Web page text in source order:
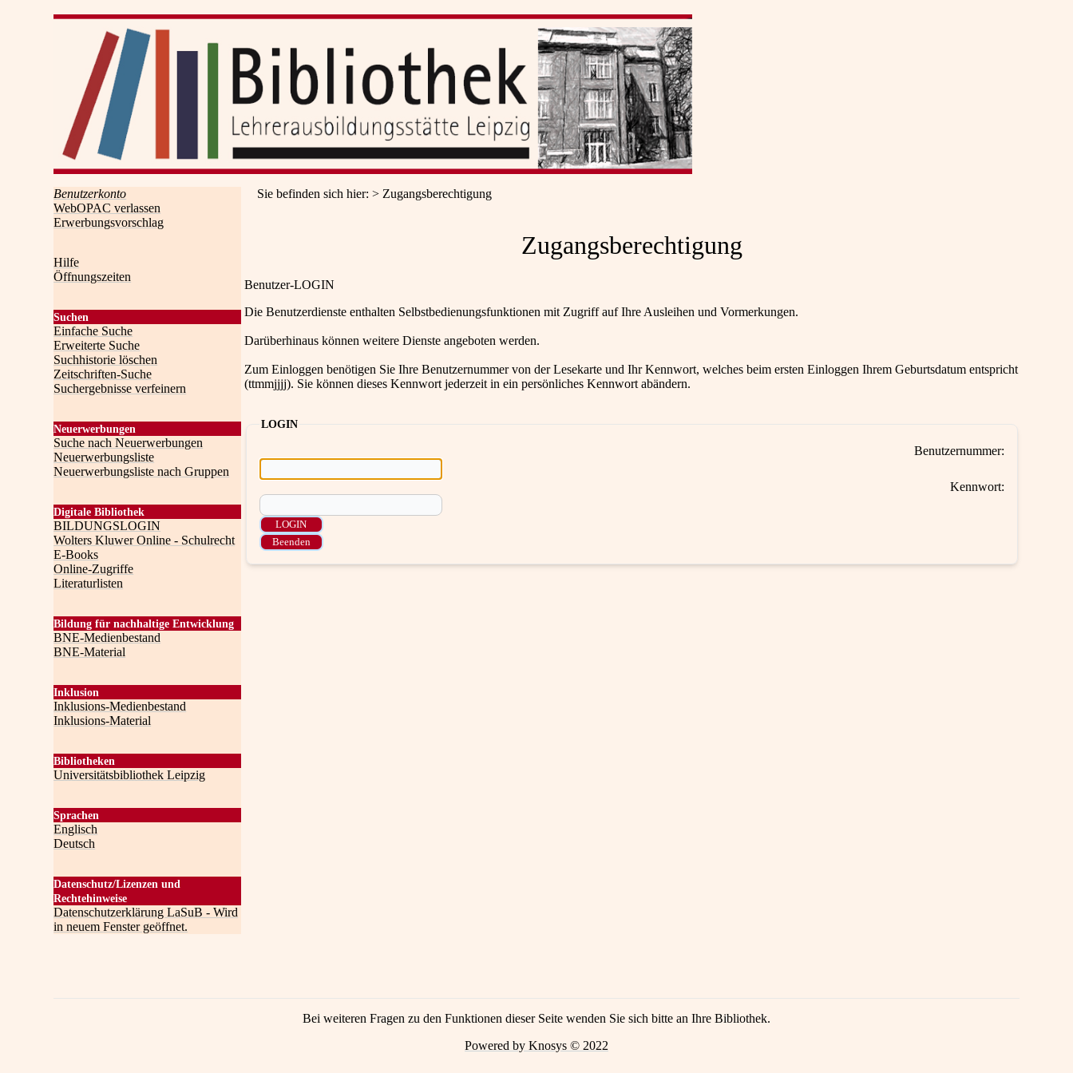
Benutzerkonto
WebOPAC verlassen
Erwerbungsvorschlag
Hilfe
Öffnungszeiten
Suchen
Einfache Suche
Erweiterte Suche
Suchhistorie löschen
Zeitschriften-Suche
Suchergebnisse verfeinern
Neuerwerbungen
Suche nach Neuerwerbungen
Neuerwerbungsliste
Neuerwerbungsliste nach Gruppen
Digitale Bibliothek
BILDUNGSLOGIN
Wolters Kluwer Online - Schulrecht
E-Books
Online-Zugriffe
Literaturlisten
Bildung für nachhaltige Entwicklung
BNE-Medienbestand
BNE-Material
Inklusion
Inklusions-Medienbestand
Inklusions-Material
Bibliotheken
Universitätsbibliothek Leipzig
Sprachen
Englisch
Deutsch
Datenschutz/Lizenzen und
Rechtehinweise
Datenschutzerklärung LaSuB - Wird
in neuem Fenster geöffnet.
Sie befinden sich hier: Zugangsberechtigung
Zugangsberechtigung
Benutzer-LOGIN
Die Benutzerdienste enthalten Selbstbedienungsfunktionen mit Zugriff auf Ihre Ausleihen und Vormerkungen.
Darüberhinaus können weitere Dienste angeboten werden.
Zum Einloggen benötigen Sie Ihre Benutzernummer von der Lesekarte und Ihr Kennwort, welches beim ersten Einloggen Ihrem Geburtsdatum entspricht
(ttmmjjjj). Sie können dieses Kennwort jederzeit in ein persönliches Kennwort abändern.
LOGIN
Benutzernummer:
Kennwort:
Bei weiteren Fragen zu den Funktionen dieser Seite wenden Sie sich bitte an Ihre Bibliothek.
Powered by Knosys © 2022